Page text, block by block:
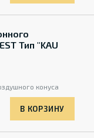
Тип "KAU
конуса
В КОРЗИНУ